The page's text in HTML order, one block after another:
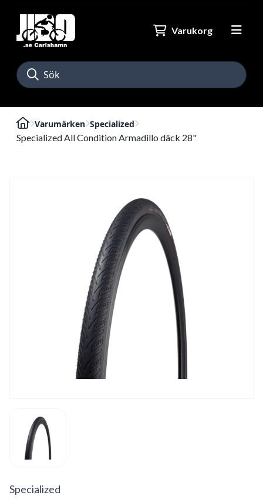
Varukorg
Varumärken Specialized
Specialized All Condition Armadillo däck 28"
Specialized